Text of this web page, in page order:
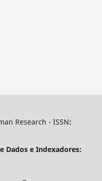
Research - ISSN:
Dados e Indexadores: